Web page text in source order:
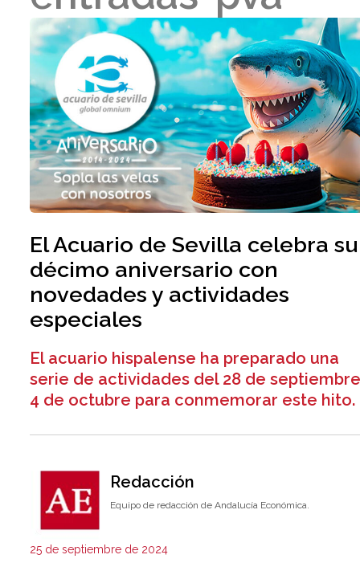
El Acuario de Sevilla celebra su
décimo aniversario con
novedades y actividades
especiales
El acuario hispalense ha preparado una
serie de actividades del 28 de
4 de octubre para conmemorar este hito.
Redacción
Equipo de redacción de Andalucía Económica.
25 de septiembre de 2024